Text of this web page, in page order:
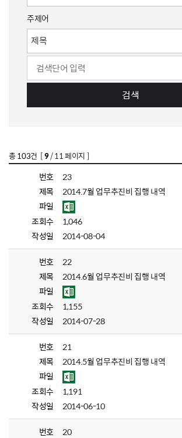
주제어
검색
총103건 [9/ 11 페이지 ]
번호
23
제목
2014.7월 업무추진비 집행 내역
파일
조회수
1,046
작성일
2014-08-04
번호
22
제목
2014.6월 업무추진비 집행 내역
파일
조회수
1,155
작성일
2014-07-28
번호
21
제목
2014.5월 업무추진비 집행 내역
파일
조회수
1,191
작성일
2014-06-10
번호
20